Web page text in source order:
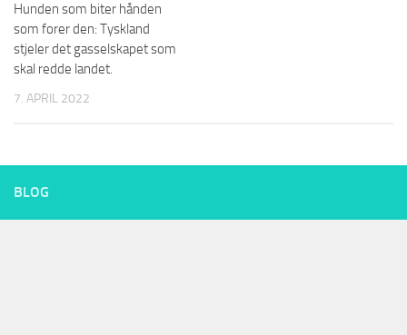
Hunden som biter hånden
som forer den: Tyskland
stjeler det gasselskapet som
skal redde landet.
7. APRIL 2022
BLOG